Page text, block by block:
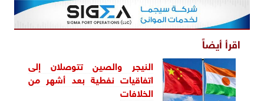
اقرأ أيضاً
النيجر والصين تتوصلان إلى
اتفاقيات نفطية بعد أشهر من
الخلافات